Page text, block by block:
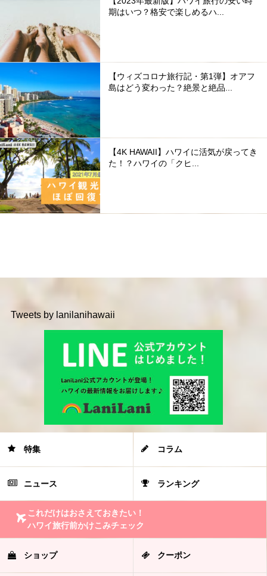
期はいつ？格安で楽しめるハ...
【ウィズコロナ旅行記・第1弾】オアフ
島はどう変わった？絶景と絶品...
【4K HAWAII】ハワイに活気が戻ってき
た！？ハワイの「クヒ...
Tweets by lanilanihawaii
特集 コラム
ニュース ランキング
これだけはおさえておきたい！
ハワイ旅行前かけこみチェック
ショップ クーポン